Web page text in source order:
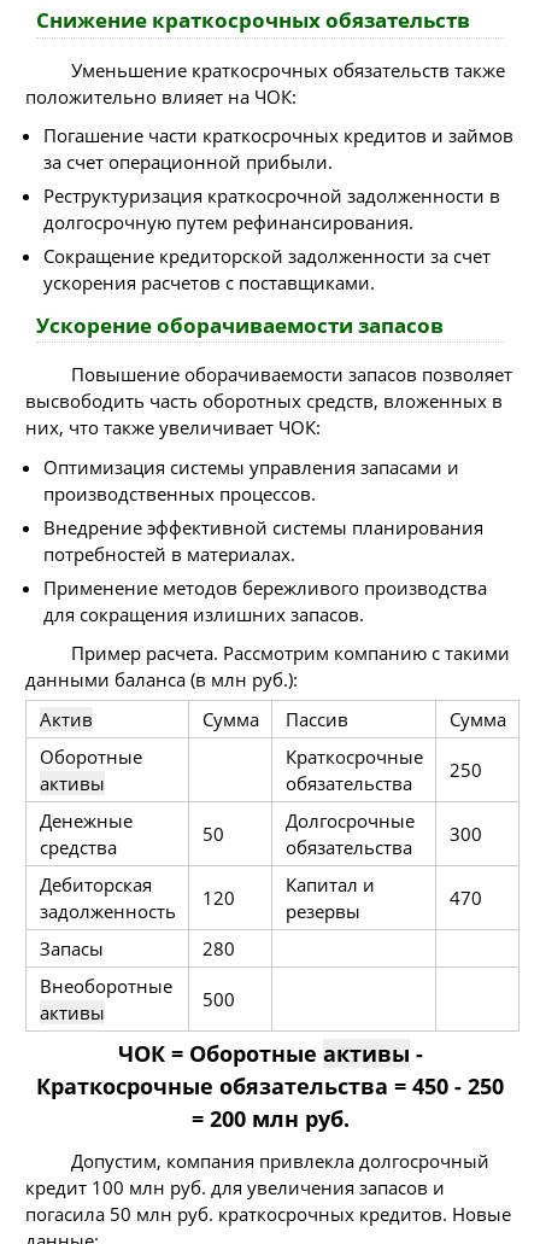
Снижение краткосрочных обязательств
Уменьшение краткосрочных обязательств также
положительно влияет на ЧОК:
Погашение части краткосрочных кредитов и займов
за счет операционной прибыли.
Реструктуризация краткосрочной задолженности в
долгосрочную путем рефинансирования.
Сокращение кредиторской задолженности за счет
ускорения расчетов с поставщиками.
Ускорение оборачиваемости запасов
Повышение оборачиваемости запасов позволяет
высвободить часть оборотных средств, вложенных в
них, что также увеличивает ЧОК:
Оптимизация системы управления запасами и
производственных процессов.
Внедрение эффективной системы планирования
потребностей в материалах.
Применение методов бережливого производства
для сокращения излишних запасов.
Пример расчета. Рассмотрим компанию с такими
данными баланса (в млн руб.):
Актив
Сумма Пассив
Сумма
Оборотные
активы
Краткосрочные
обязательства
250
Денежные
средства
50
Долгосрочные
обязательства
300
Дебиторская
задолженность
120
Капитал и
резервы
470
Запасы
280
Внеоборотные
активы
500
ЧОК = Оборотные активы -
Краткосрочные обязательства = 450 - 250
= 200 млн руб.
Допустим, компания привлекла долгосрочный
кредит 100 млн руб. для увеличения запасов и
погасила 50 млн руб. краткосрочных кредитов. Новые